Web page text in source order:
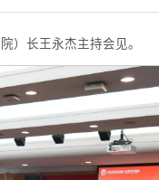
）长王永杰主持会见。